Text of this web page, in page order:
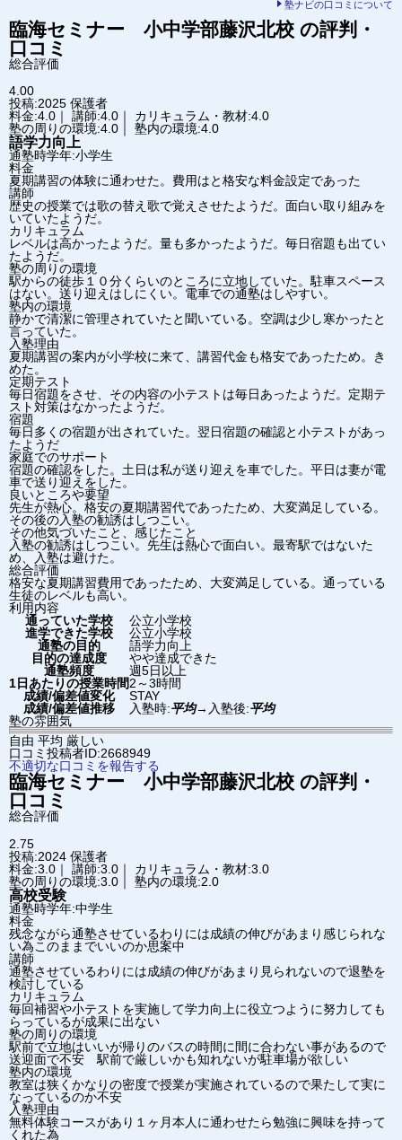
塾ナビの口コミについて
臨海セミナー 小中学部藤沢北校 の評判・
口コミ
総合評価
4.00
投稿:2025 保護者
料金:4.0｜ 講師:4.0｜ カリキュラム・教材:4.0
塾の周りの環境:4.0｜ 塾内の環境:4.0
語学力向上
通塾時学年:小学生
料金
夏期講習の体験に通わせた。費用はと格安な料金設定であった
講師
歴史の授業では歌の替え歌で覚えさせたようだ。面白い取り組みを
いていたようだ。
カリキュラム
レベルは高かったようだ。量も多かったようだ。毎日宿題も出てい
たようだ。
塾の周りの環境
駅からの徒歩１０分くらいのところに立地していた。駐車スペース
はない。送り迎えはしにくい。電車での通塾はしやすい。
塾内の環境
静かで清潔に管理されていたと聞いている。空調は少し寒かったと
言っていた。
入塾理由
夏期講習の案内が小学校に来て、講習代金も格安であったため。き
めた。
定期テスト
毎日宿題をさせ、その内容の小テストは毎日あったようだ。定期テ
スト対策はなかったようだ。
宿題
毎日多くの宿題が出されていた。翌日宿題の確認と小テストがあっ
たようだ
家庭でのサポート
宿題の確認をした。土日は私が送り迎えを車でした。平日は妻が電
車で送り迎えをした。
良いところや要望
先生が熱心。格安の夏期講習代であったため、大変満足している。
その後の入塾の勧誘はしつこい。
その他気づいたこと、感じたこと
入塾の勧誘はしつこい。先生は熱心で面白い。最寄駅ではないた
め、入塾は避けた。
総合評価
格安な夏期講習費用であったため、大変満足している。通っている
生徒のレベルも高い。
利用内容
通っていた学校
公立小学校
進学できた学校
公立小学校
通塾の目的
語学力向上
目的の達成度
やや達成できた
通塾頻度
週5日以上
1日あたりの授業時間2～3時間
成績/偏差値変化
STAY
成績/偏差値推移
入塾時:平均→ 入塾後:平均
塾の雰囲気
自由 平均 厳しい
口コミ投稿者ID:2668949
不適切な口コミを報告する
臨海セミナー 小中学部藤沢北校 の評判・
口コミ
総合評価
2.75
投稿:2024 保護者
料金:3.0｜ 講師:3.0｜ カリキュラム・教材:3.0
塾の周りの環境:3.0｜ 塾内の環境:2.0
高校受験
通塾時学年:中学生
料金
残念ながら通塾させているわりには成績の伸びがあまり感じられな
い為このままでいいのか思案中
講師
通塾させているわりには成績の伸びがあまり見られないので退塾を
検討している
カリキュラム
毎回補習や小テストを実施して学力向上に役立つように努力しても
らっているが成果に出ない
塾の周りの環境
駅前で立地はいいが帰りのバスの時間に間に合わない事があるので
送迎面で不安 駅前で厳しいかも知れないが駐車場が欲しい
塾内の環境
教室は狭くかなりの密度で授業が実施されているので果たして実に
なっているのか不安
入塾理由
無料体験コースがあり１ヶ月本人に通わせたら勉強に興味を持って
くれた為